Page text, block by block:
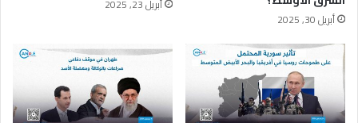
ن
ف
و
ذ
ا
ل
إ
ا
ع
ل
ا
ل
ي
أبريل 30, 2025
أبريل 23, 2025